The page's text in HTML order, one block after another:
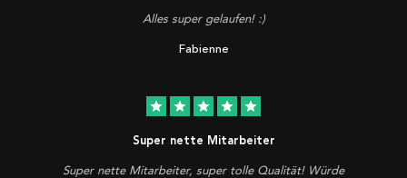
Alles super gelaufen! :)
Fabienne
star star star star star
Super nette Mitarbeiter
Super nette Mitarbeiter, super tolle Qualität! Würde